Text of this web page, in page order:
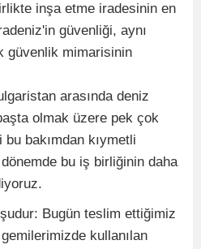
inşa etme iradesinin en
güvenliği, aynı
güvenlik mimarisinin
arasında deniz
olmak üzere pek çok
bakımdan kıymetli
bu iş birliğinin daha
Bugün teslim ettiğimiz
kullanılan